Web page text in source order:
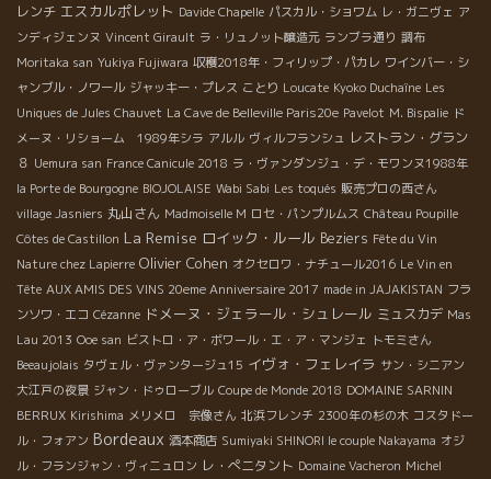
レンチ エスカルポレット Davide Chapelle パスカル・ショワム レ・ガニヴェ ア
ンディジェンヌ Vincent Girault ラ・リュノット醸造元 ランブラ通り 調布
Moritaka san Yukiya Fujiwara 収穫2018年・フィリップ・パカレ ワインバー・シ
ャンブル・ノワール ジャッキー・プレス ことり Loucate Kyoko Duchaîne Les
Uniques de Jules Chauvet La Cave de Belleville Paris20e Pavelot M. Bispalie ド
メーヌ・リショーム 1989年シラ アルル ヴィルフランシュ レストラン・グラン
８ Uemura san France Canicule 2018 ラ・ヴァンダンジュ・デ・モワンヌ1988年
la Porte de Bourgogne BIOJOLAISE Wabi Sabi Les toqués 販売プロの西さん
village Jasniers 丸山さん Madmoiselle M ロセ・パンプルムス Château Poupille
Côtes de Castillon La Remise ロイック・ルール Beziers Fête du Vin
Nature chez Lapierre Olivier Cohen オクセロワ・ナチュール2016 Le Vin en
Tête AUX AMIS DES VINS 20eme Anniversaire 2017 made in JAJAKISTAN フラ
ンソワ・エコ Cézanne ドメーヌ・ジェラール・シュレール ミュスカデ Mas
Lau 2013 Ooe san ビストロ・ア・ボワール・エ・ア・マンジェ トモミさん
Beeaujolais タヴェル・ヴァンタージュ15 イヴォ・フェレイラ サン・シニアン
大江戸の夜景 ジャン・ドゥローブル Coupe de Monde 2018 DOMAINE SARNIN
BERRUX Kirishima メリメロ 宗像さん 北浜フレンチ 2300年の杉の木 コスタドー
ル・フォアン Bordeaux 酒本商店 Sumiyaki SHINORI le couple Nakayama オジ
ル・フランジャン・ヴィニュロン レ・ぺニタント Domaine Vacheron Michel